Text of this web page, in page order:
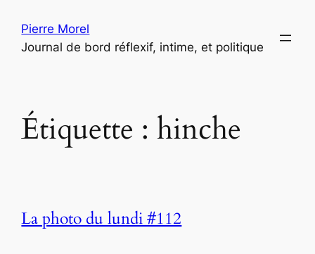
contenu
Pierre Morel
Journal de bord réflexif, intime, et politique
Étiquette :hinche
La photo du lundi #112